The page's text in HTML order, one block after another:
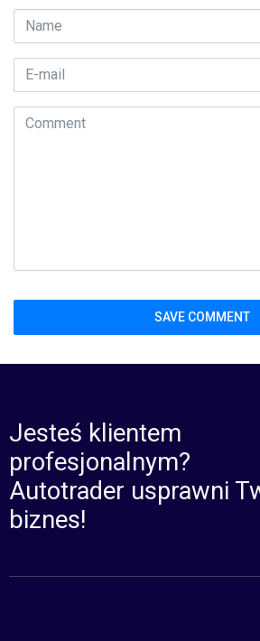
Jesteś klientem
profesjonalnym?
Autotrader usprawni
biznes!